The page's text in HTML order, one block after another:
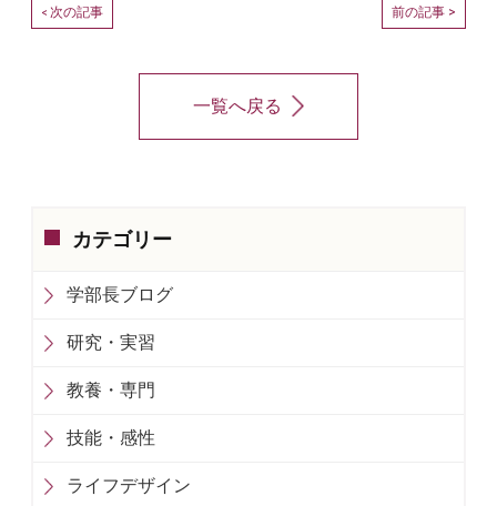
< 次の記事 前の記事 >
一覧へ戻る
カテゴリー
学部長ブログ
研究・実習
教養・専門
技能・感性
ライフデザイン